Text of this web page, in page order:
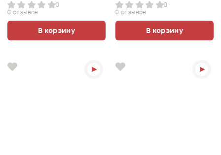
0
0 отзывов
В корзину
0
0 отзывов
В корзину